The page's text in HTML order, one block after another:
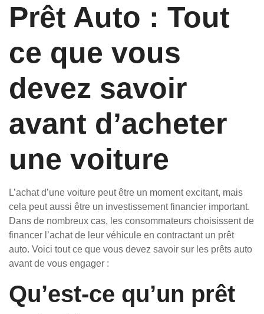
Prêt Auto : Tout
ce que vous
devez savoir
avant d’acheter
une voiture
L’achat d’une voiture peut être un moment excitant, mais
cela peut aussi être un investissement financier important.
Dans de nombreux cas, les consommateurs choisissent de
financer l’achat de leur véhicule en contractant un prêt
auto. Voici tout ce que vous devez savoir sur les prêts auto
avant de vous engager :
Qu’est-ce qu’un prêt